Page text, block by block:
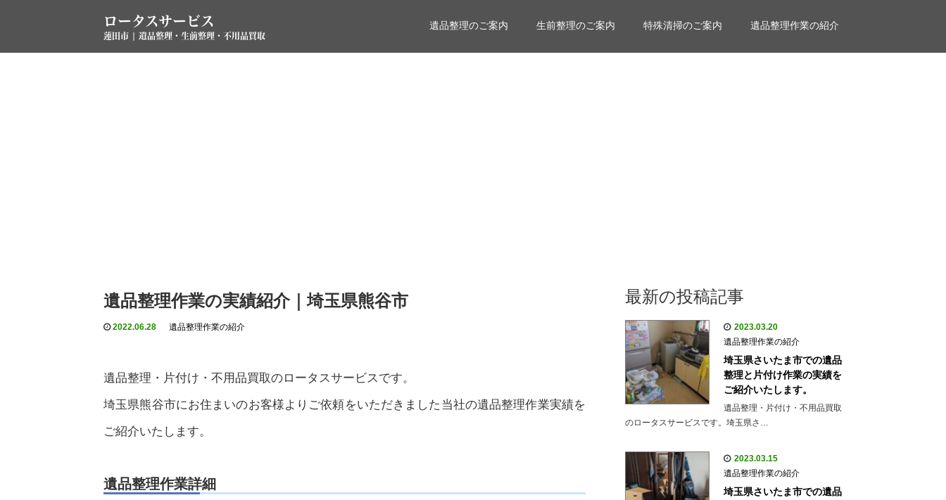
ロータスサービス
蓮田市 | 遺品整理・生前整理・不用品買取
遺品整理のご案内 生前整理のご案内 特殊清掃のご案内 遺品整理作業の紹介
遺品整理作業の実績紹介｜埼玉県熊谷市
2022.06.28 遺品整理作業の紹介
遺品整理・片付け・不用品買取のロータスサービスです。
埼玉県熊谷市にお住まいのお客様よりご依頼をいただきました当社の遺品整理作業実績を
ご紹介いたします。
遺品整理作業詳細
最新の投稿記事
2023.03.20
遺品整理作業の紹介
埼玉県さいたま市での遺品
整理と片付け作業の実績を
ご紹介いたします。
遺品整理・片付け・不用品買取
のロータスサービスです。埼玉県さ…
2023.03.15
遺品整理作業の紹介
埼玉県さいたま市での遺品